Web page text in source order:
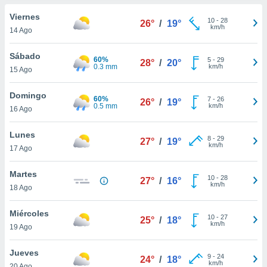
en
nuestra
y
cookies
Viernes
14 Ago
26° / 19° 10- 28
km/h
Sábado
15 Ago
60%
0.3 mm
28° / 20° 5- 29
km/h
Domingo
16 Ago
60%
0.5 mm
26° / 19° 7- 26
km/h
Lunes
17 Ago
27° / 19° 8- 29
km/h
Martes
18 Ago
27° / 16° 10- 28
km/h
Miércoles
19 Ago
25° / 18° 10- 27
km/h
Jueves
24° / 18° 9- 24
km/h